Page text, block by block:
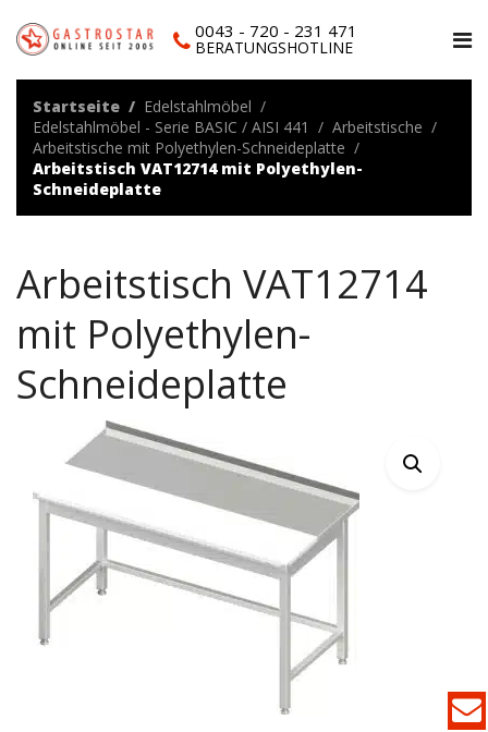
0043 - 720 - 231 471
BERATUNGSHOTLINE
Startseite
Edelstahlmöbel
Edelstahlmöbel - Serie BASIC / AISI 441
Arbeitstische
Arbeitstische mit Polyethylen-Schneideplatte
Arbeitstisch VAT12714 mit Polyethylen-
Schneideplatte
Arbeitstisch VAT12714
mit Polyethylen-
Schneideplatte